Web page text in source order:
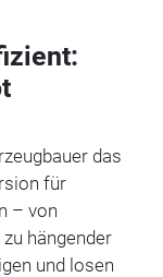
das
für
– von
hängender
und losen